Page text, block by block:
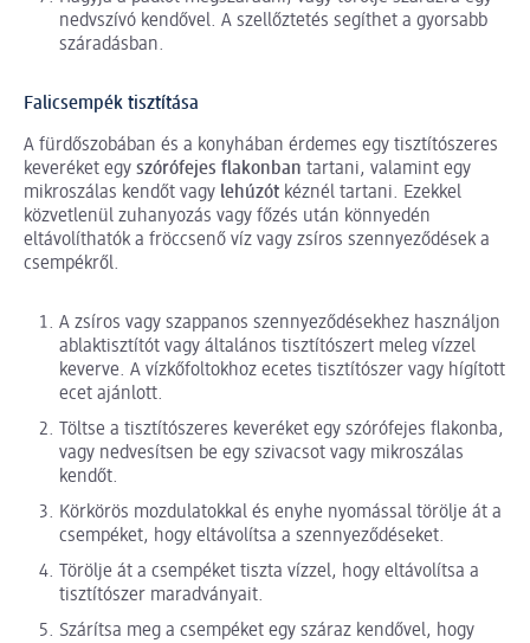
nedvszívó kendővel. A szellőztetés segíthet a gyorsabb
száradásban.
Falicsempék tisztítása
A fürdőszobában és a konyhában érdemes egy tisztítószeres
keveréket egy szórófejes flakonban tartani, valamint egy
mikroszálas kendőt vagy lehúzót kéznél tartani. Ezekkel
közvetlenül zuhanyozás vagy főzés után könnyedén
eltávolíthatók a fröccsenő víz vagy zsíros szennyeződések a
csempékről.
A zsíros vagy szappanos szennyeződésekhez használjon
ablaktisztítót vagy általános tisztítószert meleg vízzel
keverve. A vízkőfoltokhoz ecetes tisztítószer vagy hígított
ecet ajánlott.
Töltse a tisztítószeres keveréket egy szórófejes flakonba,
vagy nedvesítsen be egy szivacsot vagy mikroszálas
kendőt.
Körkörös mozdulatokkal és enyhe nyomással törölje át a
csempéket, hogy eltávolítsa a szennyeződéseket.
Törölje át a csempéket tiszta vízzel, hogy eltávolítsa a
tisztítószer maradványait.
Szárítsa meg a csempéket egy száraz kendővel, hogy